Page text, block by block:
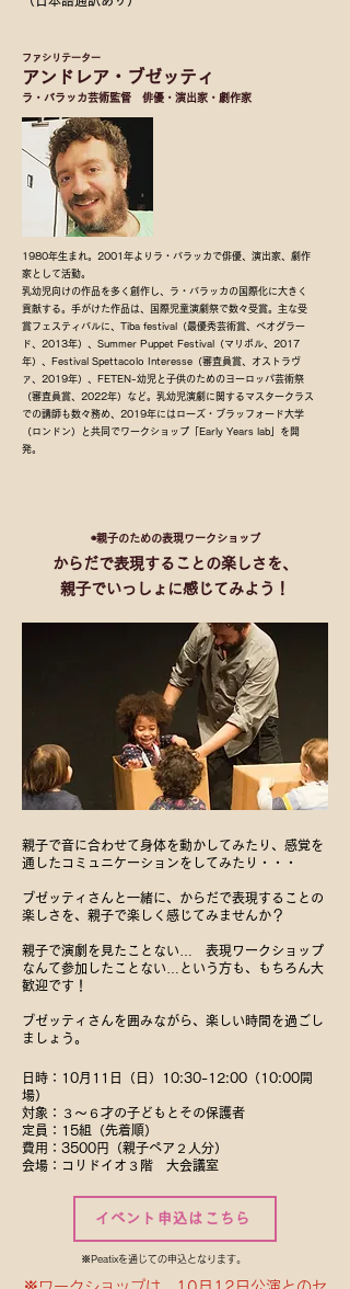
ファシリテーター
アンドレア・ブゼッティ
ラ・バラッカ芸術監督 俳優・演出家・劇作家
1980年生まれ。2001年よりラ・バラッカで俳優、演出家、劇作
家として活動。
乳幼児向けの作品を多く創作し、ラ・バラッカの国際化に大きく
貢献する。手がけた作品は、国際児童演劇祭で数々受賞。主な受
賞フェスティバルに、Tiba festival（最優秀芸術賞、ベオグラー
ド、2013年）、Summer Puppet Festival（マリボル、2017
年）、Festival Spettacolo Interesse（審査員賞、オストラヴ
ァ、2019年）、FETEN-幼児と子供のためのヨーロッパ芸術祭
（審査員賞、2022年）など。乳幼児演劇に関するマスタークラス
での講師も数々務め、2019年にはローズ・ブラッフォード大学
（ロンドン）と共同でワークショップ「Early Years lab」を開
発。
◉親子のための表現ワークショップ
からだで表現することの楽しさを、
​親子でいっしょに感じてみよう！
親子で音に合わせて身体を動かしてみたり、感覚を
通したコミュニケーションをしてみたり・・・
ブゼッティさんと一緒に、からだで表現することの
楽しさを、親子で楽しく感じてみませんか？
親子で演劇を見たことない… 表現ワークショップ
なんて参加したことない…という方も、もちろん大
歓迎です！
​ブゼッティさんを囲みながら、楽しい時間を過ごし
ましょう。
日時：10月11日（日 ）10:30-12:00（10:00開
場）
対象：３〜６才の子どもとその保護者
定員：15組（先着順）
費用：3500円（親子ペア２人分）
会場：コリドイオ３階 大会議室
イベント申込はこちら
※Peatixを通じての申込となります。